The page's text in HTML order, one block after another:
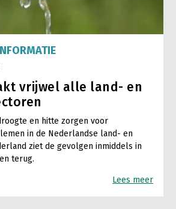
vrijwel alle land- en
en hitte zorgen voor
in de Nederlandse land- en
ziet de gevolgen inmiddels in
terug.
Lees meer